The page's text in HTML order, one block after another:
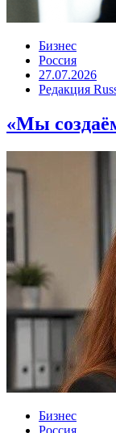
Бизнес
Россия
27.07.2026
Редакция
«Мы
Бизнес
Россия